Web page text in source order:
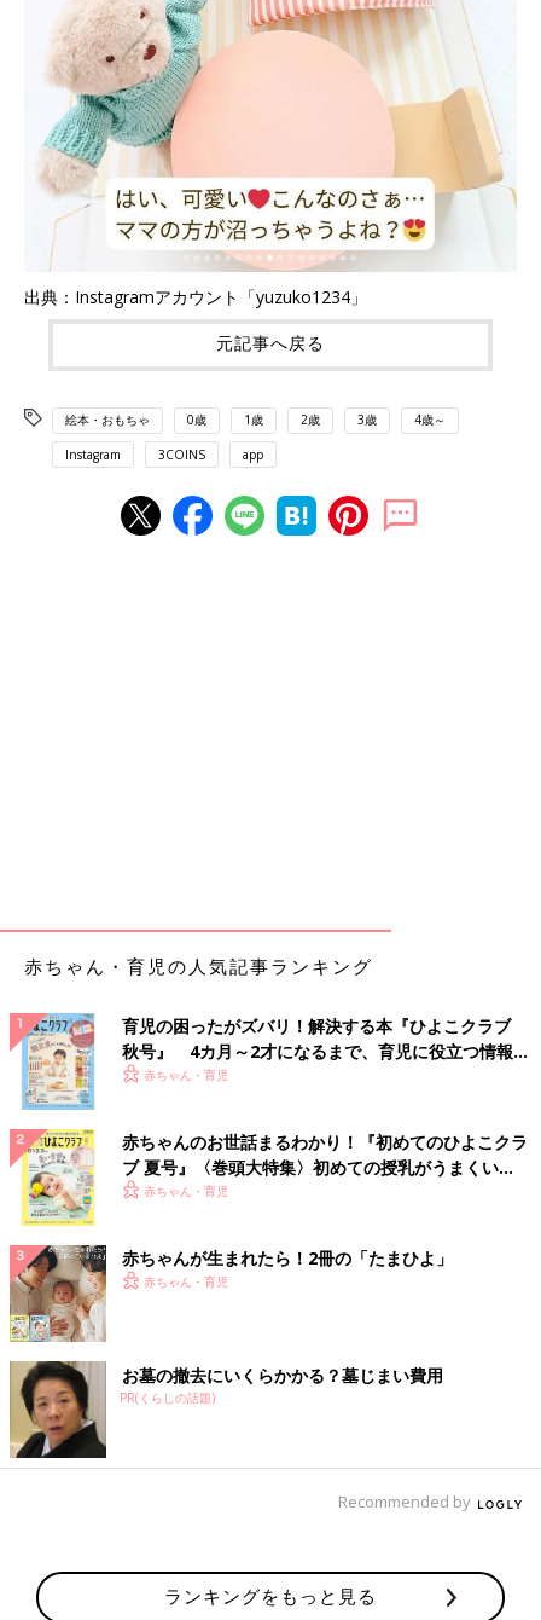
出典：Instagramアカウント「yuzuko1234」
元記事へ戻る
絵本・おもちゃ 0歳 1歳 2歳 3歳 4歳～
Instagram 3COINS app
赤ちゃん・育児の人気記事ランキング
育児の困ったがズバリ！解決する本『ひよこクラブ
秋号』 4カ月～2才になるまで、育児に役立つ情報が
いっぱい！
赤ちゃん・育児
赤ちゃんのお世話まるわかり！『初めてのひよこクラ
ブ 夏号』〈巻頭大特集〉初めての授乳がうまくい
く！ おっぱい・ミルクの基本と夏のトラブル 解決テ
赤ちゃん・育児
赤ちゃんが生まれたら！2冊の「たまひよ」
赤ちゃん・育児
お墓の撤去にいくらかかる？墓じまい費用
PR(くらしの話題)
Recommended by
ランキングをもっと見る